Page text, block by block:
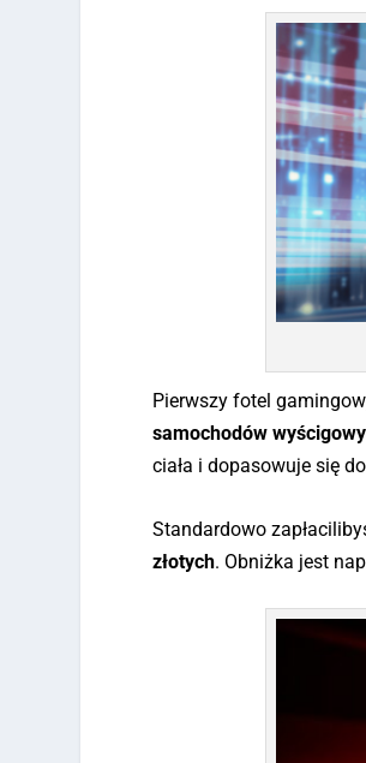
Pierwszy fotel
samochodów
ciała i dopasowuje się
Standardowo
złotych. Obniżka jest